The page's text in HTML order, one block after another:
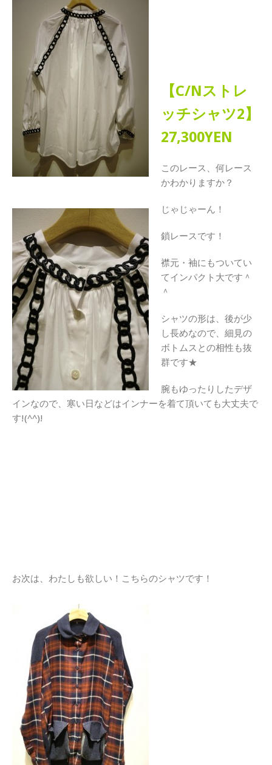
【C/Nストレ
ッチシャツ2】
27,300YEN
このレース、何レース
かわかりますか？
じゃじゃーん！
鎖レースです！
襟元・袖にもついてい
てインパクト大です＾
＾
シャツの形は、後が少
し長めなので、細見の
ボトムスとの相性も抜
群です★
腕もゆったりしたデザ
インなので、寒い日などはインナーを着て頂いても大丈夫で
す!(^^)!
お次は、わたしも欲しい！こちらのシャツです！